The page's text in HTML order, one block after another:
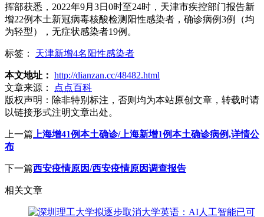
挥部获悉，2022年9月3日0时至24时，天津市疾控部门报告新
增22例本土新冠病毒核酸检测阳性感染者，确诊病例3例（均
为轻型），无症状感染者19例。
标签： 天津新增4名阳性感染者
本文地址： http://dianzan.cc/48482.html
文章来源：
点点百科
版权声明： 除非特别标注，否则均为本站原创文章，转载时请
以链接形式注明文章出处。
上一篇 上海增41例本土确诊/上海新增1例本土确诊病例,详情公
布
下一篇西安疫情原因/西安疫情原因调查报告
相关文章